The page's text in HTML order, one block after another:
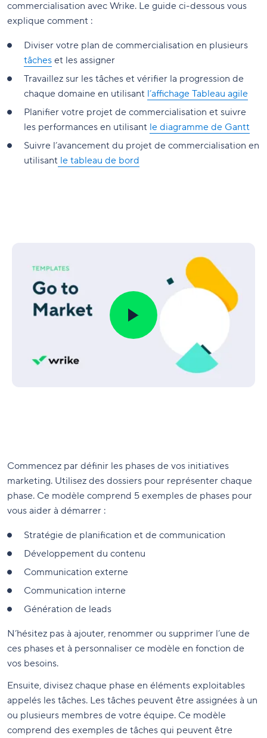
commercialisation avec Wrike. Le guide ci-dessous vous
explique comment :
Diviser votre plan de commercialisation en plusieurs
tâches et les assigner
Travaillez sur les tâches et vérifier la progression de
chaque domaine en utilisant l’affichage Tableau agile
Planifier votre projet de commercialisation et suivre
les performances en utilisant le diagramme de Gantt
Suivre l’avancement du projet de commercialisation en
utilisant le tableau de bord
Commencez par définir les phases de vos initiatives
marketing. Utilisez des dossiers pour représenter chaque
phase. Ce modèle comprend 5 exemples de phases pour
vous aider à démarrer :
Stratégie de planification et de communication
Développement du contenu
Communication externe
Communication interne
Génération de leads
N’hésitez pas à ajouter, renommer ou supprimer l’une de
ces phases et à personnaliser ce modèle en fonction de
vos besoins.
Ensuite, divisez chaque phase en éléments exploitables
appelés les tâches. Les tâches peuvent être assignées à un
ou plusieurs membres de votre équipe. Ce modèle
comprend des exemples de tâches qui peuvent être